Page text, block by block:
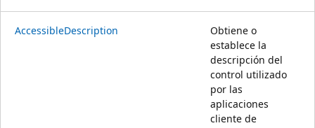
AccessibleDescription
Obtiene o
establece la
descripción del
control utilizado
por las
aplicaciones
cliente de